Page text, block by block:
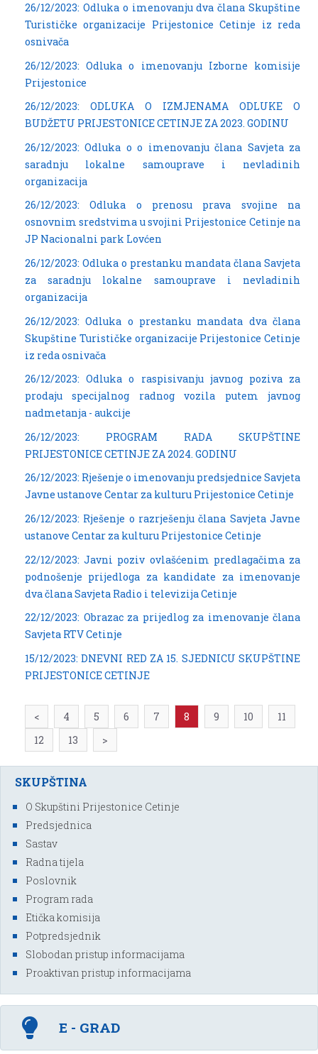
26/12/2023: Odluka o imenovanju dva člana Skupštine
Turističke organizacije Prijestonice Cetinje iz reda
osnivača
26/12/2023: Odluka o imenovanju Izborne komisije
Prijestonice
26/12/2023: ODLUKA O IZMJENAMA ODLUKE O
BUDŽETU PRIJESTONICE CETINJE ZA 2023. GODINU
26/12/2023: Odluka o o imenovanju člana Savjeta za
saradnju lokalne samouprave i nevladinih
organizacija
26/12/2023: Odluka o prenosu prava svojine na
osnovnim sredstvima u svojini Prijestonice Cetinje na
JP Nacionalni park Lovćen
26/12/2023: Odluka o prestanku mandata člana Savjeta
za saradnju lokalne samouprave i nevladinih
organizacija
26/12/2023: Odluka o prestanku mandata dva člana
Skupštine Turističke organizacije Prijestonice Cetinje
iz reda osnivača
26/12/2023: Odluka o raspisivanju javnog poziva za
prodaju specijalnog radnog vozila putem javnog
nadmetanja - aukcije
26/12/2023: PROGRAM RADA SKUPŠTINE
PRIJESTONICE CETINJE ZA 2024. GODINU
26/12/2023: Rješenje o imenovanju predsjednice Savjeta
Javne ustanove Centar za kulturu Prijestonice Cetinje
26/12/2023: Rješenje o razrješenju člana Savjeta Javne
ustanove Centar za kulturu Prijestonice Cetinje
22/12/2023: Javni poziv ovlašćenim predlagačima za
podnošenje prijedloga za kandidate za imenovanje
dva člana Savjeta Radio i televizija Cetinje
22/12/2023: Obrazac za prijedlog za imenovanje člana
Savjeta RTV Cetinje
15/12/2023: DNEVNI RED ZA 15. SJEDNICU SKUPŠTINE
PRIJESTONICE CETINJE
< 4 5 6 7 8 9 10
11
12
13 >
SKUPŠTINA
O Skupštini Prijestonice Cetinje
Predsjednica
Sastav
Radna tijela
Poslovnik
Program rada
Etička komisija
Potpredsjednik
Slobodan pristup informacijama
Proaktivan pristup informacijama
E - GRAD